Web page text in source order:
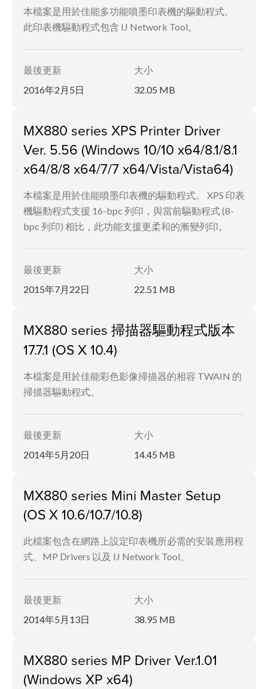
本檔案是用於佳能多功能噴墨印表機的驅動程式。
此印表機驅動程式包含 IJ Network Tool。
最後更新
2016年2月5日
大小
32.05 MB
MX880 series XPS Printer Driver
Ver. 5.56 (Windows 10/10 x64/8.1/8.1
x64/8/8 x64/7/7 x64/Vista/Vista64)
本檔案是用於佳能噴墨印表機的驅動程式。 XPS 印表
機驅動程式支援 16-bpc 列印，與當前驅動程式 (8-
bpc 列印) 相比，此功能支援更柔和的漸變列印。
最後更新
2015年7月22日
大小
22.51 MB
MX880 series 掃描器驅動程式版本
17.7.1 (OS X 10.4)
本檔案是用於佳能彩色影像掃描器的相容 TWAIN 的
掃描器驅動程式。
最後更新
2014年5月20日
大小
14.45 MB
MX880 series Mini Master Setup
(OS X 10.6/10.7/10.8)
此檔案包含在網路上設定印表機所必需的安裝應用程
式、MP Drivers 以及 IJ Network Tool。
最後更新
2014年5月13日
大小
38.95 MB
MX880 series MP Driver Ver.1.01
(Windows XP x64)